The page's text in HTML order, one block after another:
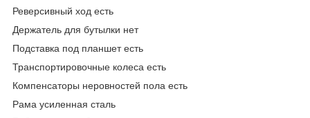
Реверсивный ход есть
Держатель для бутылки нет
Подставка под планшет есть
Транспортировочные колеса есть
Компенсаторы неровностей пола есть
Рама усиленная сталь